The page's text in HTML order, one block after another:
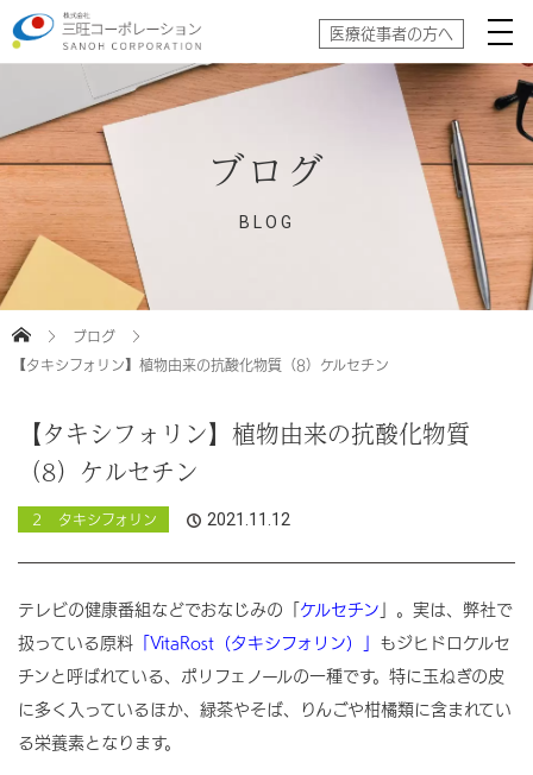
医療従事者の方へ
ブログ
BLOG
ブログ
【タキシフォリン】植物由来の抗酸化物質（8）ケルセチン
【タキシフォリン】植物由来の抗酸化物質
（8）ケルセチン
２ タキシフォリン 2021.11.12
テレビの健康番組などでおなじみの「 ケルセチン 」。実は、弊社で
扱っている原料 「VitaRost（タキシフォリン）」 もジヒドロケルセ
チンと呼ばれている、ポリフェノールの一種です。特に玉ねぎの皮
に多く入っているほか、緑茶やそば、りんごや柑橘類に含まれてい
る栄養素となります。